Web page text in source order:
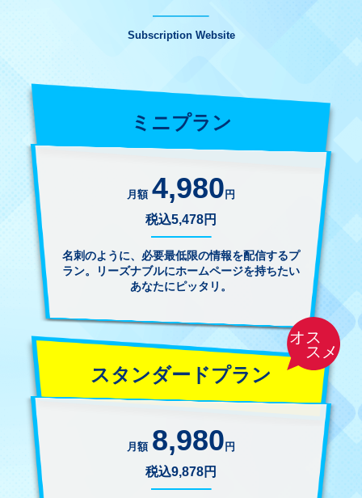
Subscription Website
ミニプラン
月額 4,980 円
税込5,478円
名刺のように、必要最低限の情報を配信するプ
ラン。リーズナブルにホームページを持ちたい
あなたにピッタリ。
スタンダードプラン
月額 8,980 円
税込9,878円